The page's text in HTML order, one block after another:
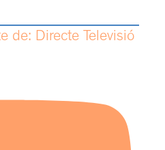
de: Directe Televisió